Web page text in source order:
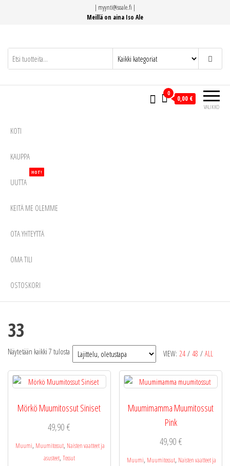
| myynti@isoale.fi |
Meillä on aina Iso Ale
VALIKKO
0
0,00 €
KOTI
KAUPPA
UUTTA
HOT!
KEITÄ ME OLEMME
OTA YHTEYTTÄ
OMA TILI
OSTOSKORI
33
VIEW: 24 / 48 / ALL
Näytetään kaikki 7 tulosta
Mörkö Muumitossut Siniset
49,90€
Muumi, Muumitossut, Naisten vaatteet ja
asusteet, Tossut
Muumimamma Muumitossut
Pink
49,90 €
Muumi, Muumitossut, Naisten vaatteet ja